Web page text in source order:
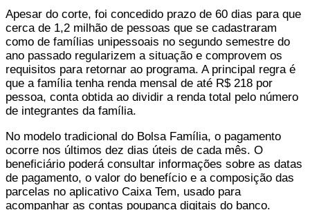
Apesar do corte, foi concedido prazo de 60 dias para que
cerca de 1,2 milhão de pessoas que se cadastraram
como de famílias unipessoais no segundo semestre do
ano passado regularizem a situação e comprovem os
requisitos para retornar ao programa. A principal regra é
que a família tenha renda mensal de até R$ 218 por
pessoa, conta obtida ao dividir a renda total pelo número
de integrantes da família.
No modelo tradicional do Bolsa Família, o pagamento
ocorre nos últimos dez dias úteis de cada mês. O
beneficiário poderá consultar informações sobre as datas
de pagamento, o valor do benefício e a composição das
parcelas no aplicativo Caixa Tem, usado para
acompanhar as contas poupança digitais do banco.